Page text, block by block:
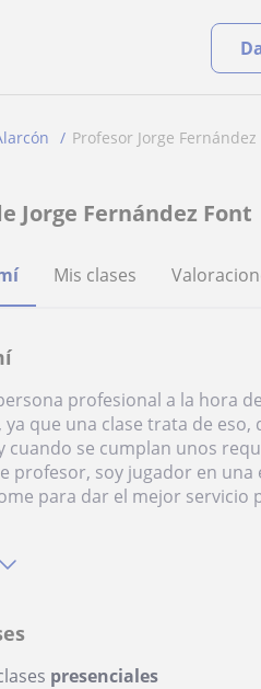
Profesor Jorge Fernández
Jorge Fernández Font
Mis clases
profesional a la hora
ya que una clase trata de
cuando se cumplan unos
profesor, soy jugador en
para dar el mejor servicio
presenciales